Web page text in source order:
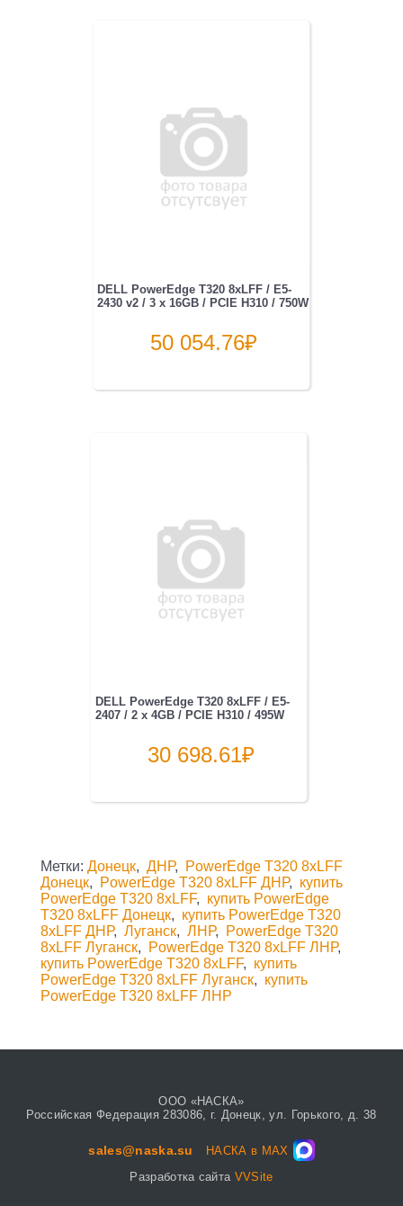
DELL PowerEdge T320 8xLFF / E5-
2430 v2 / 3 x 16GB / PCIE H310 / 750W
50 054.76₽
DELL PowerEdge T320 8xLFF / E5-
2407 / 2 x 4GB / PCIE H310 / 495W
30 698.61₽
Метки: Донецк, ДНР,
PowerEdge T320 8xLFF
Донецк, PowerEdge T320 8xLFF ДНР, купить
PowerEdge T320 8xLFF, купить PowerEdge
T320 8xLFF Донецк, купить PowerEdge T320
8xLFF ДНР, Луганск, ЛНР,
PowerEdge T320
8xLFF Луганск, PowerEdge T320 8xLFF ЛНР,
купить PowerEdge T320 8xLFF, купить
PowerEdge T320 8xLFF Луганск, купить
PowerEdge T320 8xLFF ЛНР
ООО «НАСКА»
Российская Федерация 283086, г. Донецк, ул. Горького, д. 38
sales@naska.su
НАСКА в MAX
Разработка сайта VVSite